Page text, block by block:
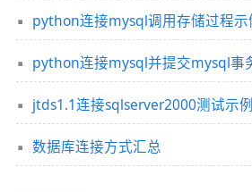
python连接mysql调用存储过程示
python连接mysql并提交mysql事
jtds1.1连接sqlserver2000测试示例
数据库连接方式汇总